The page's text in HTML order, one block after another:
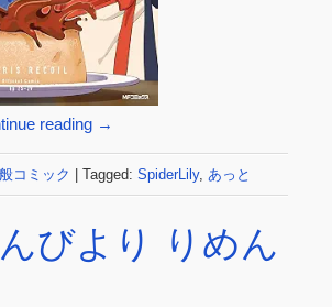
reading →
コミック Tagged: SpiderLily, あっと
びより りめん